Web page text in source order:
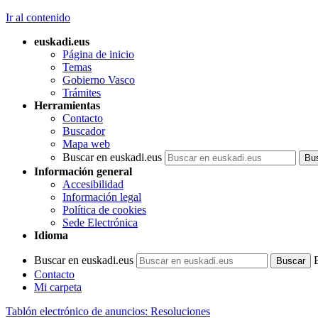
Ir al contenido
euskadi.eus
Página de inicio
Temas
Gobierno Vasco
Trámites
Herramientas
Contacto
Buscador
Mapa web
Buscar en euskadi.eus
Información general
Accesibilidad
Información legal
Política de cookies
Sede Electrónica
Idioma
Buscar en euskadi.eus
Contacto
Mi carpeta
Tablón electrónico de anuncios: Resoluciones